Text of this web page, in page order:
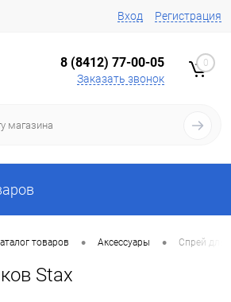
Вход Регистрация
8 (8412) 77-00-05
Заказать звонок
0
товаров • Аксессуары • Спрей для
Stax